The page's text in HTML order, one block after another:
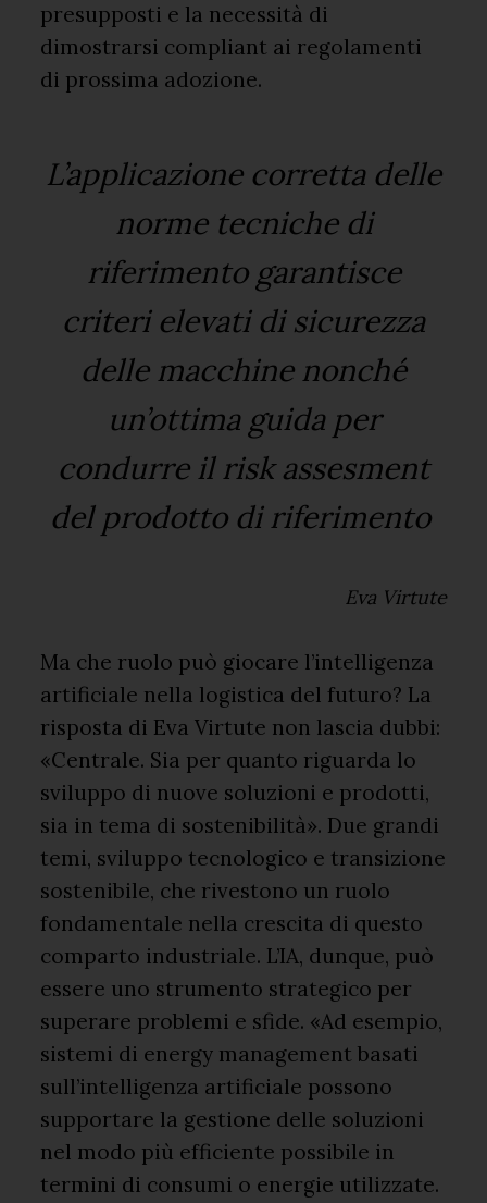
presupposti e la necessità di
dimostrarsi compliant ai regolamenti
di prossima adozione.
L’applicazione corretta delle
norme tecniche di
riferimento garantisce
criteri elevati di sicurezza
delle macchine nonché
un’ottima guida per
condurre il risk assesment
del prodotto di riferimento
Eva Virtute
Ma che ruolo può giocare l’intelligenza
artificiale nella logistica del futuro? La
risposta di Eva Virtute non lascia dubbi:
«Centrale. Sia per quanto riguarda lo
sviluppo di nuove soluzioni e prodotti,
sia in tema di sostenibilità». Due grandi
temi, sviluppo tecnologico e transizione
sostenibile, che rivestono un ruolo
fondamentale nella crescita di questo
comparto industriale. L’IA, dunque, può
essere uno strumento strategico per
superare problemi e sfide. «Ad esempio,
sistemi di energy management basati
sull’intelligenza artificiale possono
supportare la gestione delle soluzioni
nel modo più efficiente possibile in
termini di consumi o energie utilizzate.